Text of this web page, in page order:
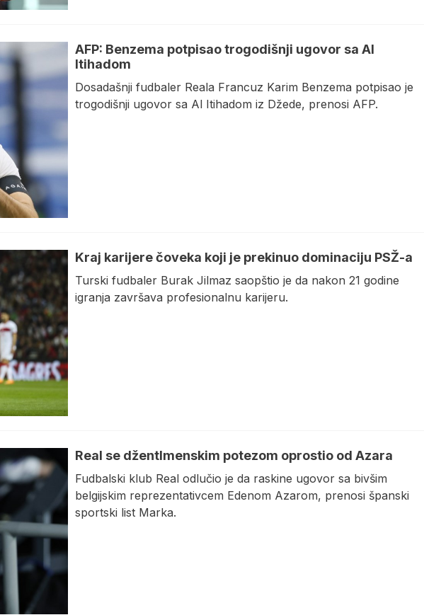
AFP: Benzema potpisao trogodišnji ugovor sa Al
Itihadom
Dosadašnji fudbaler Reala Francuz Karim Benzema potpisao je
trogodišnji ugovor sa Al Itihadom iz Džede, prenosi AFP.
Kraj karijere čoveka koji je prekinuo dominaciju PSŽ-a
Turski fudbaler Burak Jilmaz saopštio je da nakon 21 godine
igranja završava profesionalnu karijeru.
Real se džentlmenskim potezom oprostio od Azara
Fudbalski klub Real odlučio je da raskine ugovor sa bivšim
belgijskim reprezentativcem Edenom Azarom, prenosi španski
sportski list Marka.